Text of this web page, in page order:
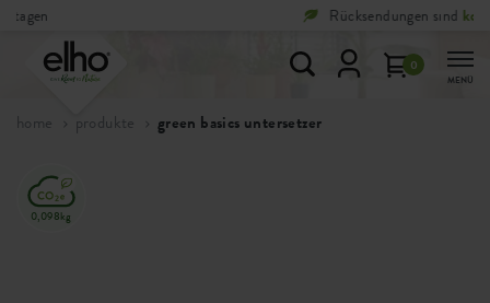
kostenlos
0
MENÜ
home produkte green basics untersetzer
0,098kg